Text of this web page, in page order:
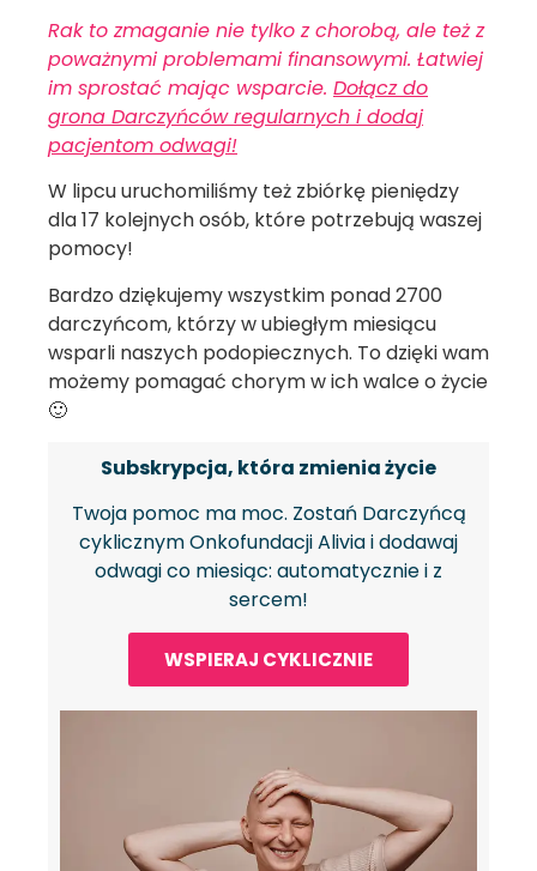
Rak to zmaganie nie tylko z chorobą, ale też z
poważnymi problemami finansowymi. Łatwiej
im sprostać mając wsparcie. Dołącz do
grona Darczyńców regularnych i dodaj
pacjentom odwagi!
W lipcu uruchomiliśmy też zbiórkę pieniędzy
dla 17 kolejnych osób, które potrzebują waszej
pomocy!
Bardzo dziękujemy wszystkim ponad 2700
darczyńcom, którzy w ubiegłym miesiącu
wsparli naszych podopiecznych. To dzięki wam
możemy pomagać chorym w ich walce o życie
🙂
Subskrypcja, która zmienia życie
Twoja pomoc ma moc. Zostań Darczyńcą
cyklicznym Onkofundacji Alivia i dodawaj
odwagi co miesiąc: automatycznie i z
sercem!
WSPIERAJ CYKLICZNIE